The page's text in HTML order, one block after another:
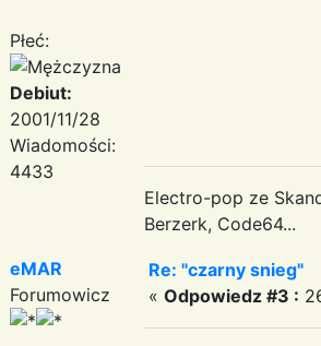
Płeć:
Debiut:
2001/11/28
Wiadomości:
4433
Electro-pop ze
Berzerk, Code64...
eMAR
Forumowicz
Re: "czarny snieg"
« Odpowiedz #3 :